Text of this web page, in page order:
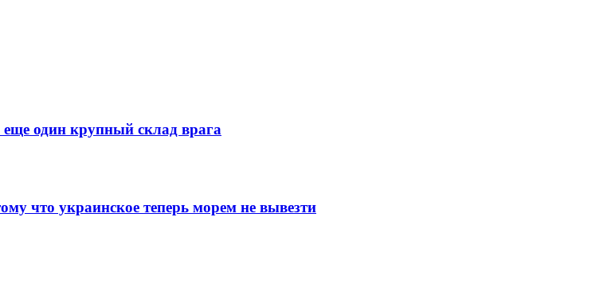
один крупный склад врага
что украинское теперь морем не вывезти